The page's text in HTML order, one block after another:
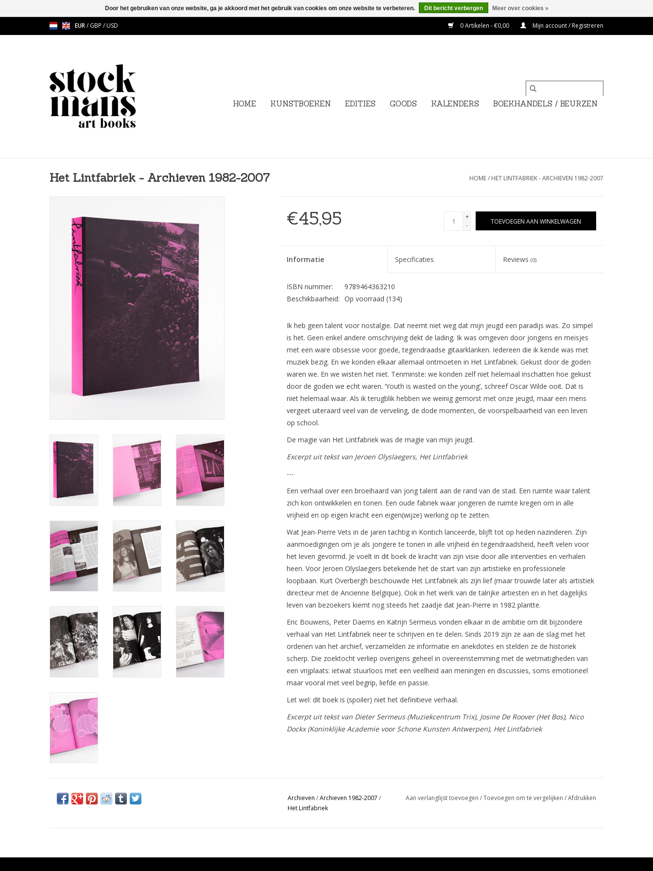
EUR/GBP /USD 0 Artikelen - €0,00 Mijn account / Registreren
HOME KUNSTBOEKEN EDITIES GOODS KALENDERS BOEKHANDELS / BEURZEN
Het Lintfabriek - Archieven 1982-2007 HOME/ HET LINTFABRIEK - ARCHIEVEN 1982-2007
€45,95
+
-
TOEVOEGEN AAN WINKELWAGEN
Informatie Specificaties Reviews(0)
ISBN nummer:
9789464363210
Beschikbaarheid: Op voorraad (134)
Ik heb geen talent voor nostalgie. Dat neemt niet weg dat mijn jeugd een paradijs was. Zo simpel
is het. Geen enkel andere omschrijving dekt de lading. Ik was omgeven door jongens en meisjes
met een ware obsessie voor goede, tegendraadse gitaarklanken. Iedereen die ik kende was met
muziek bezig. En we konden elkaar allemaal ontmoeten in Het Lintfabriek. Gekust door de goden
waren we. En we wisten het niet. Tenminste: we konden zelf niet helemaal inschatten hoe gekust
door de goden we echt waren. ‘Youth is wasted on the young’, schreef Oscar Wilde ooit. Dat is
niet helemaal waar. Als ik terugblik hebben we weinig gemorst met onze jeugd, maar een mens
vergeet uiteraard veel van de verveling, de dode momenten, de voorspelbaarheid van een leven
op school.
De magie van Het Lintfabriek was de magie van mijn jeugd.
Excerpt uit tekst van Jeroen Olyslaegers, Het Lintfabriek
---
Een verhaal over een broeihaard van jong talent aan de rand van de stad. Een ruimte waar talent
zich kon ontwikkelen en tonen. Een oude fabriek waar jongeren de ruimte kregen om in alle
vrijheid en op eigen kracht een eigen(wijze) werking op te zetten.
Wat Jean-Pierre Vets in de jaren tachtig in Kontich lanceerde, blijft tot op heden nazinderen. Zijn
aanmoedigingen om je als jongere te tonen in alle vrijheid én tegendraadsheid, heeft velen voor
het leven gevormd. Je voelt in dit boek de kracht van zijn visie door alle interventies en verhalen
heen. Voor Jeroen Olyslaegers betekende het de start van zijn artistieke en professionele
loopbaan. Kurt Overbergh beschouwde Het Lintfabriek als zijn lief (maar trouwde later als artistiek
directeur met de Ancienne Belgique). Ook in het werk van de talrijke artiesten en in het dagelijks
leven van bezoekers kiemt nog steeds het zaadje dat Jean-Pierre in 1982 plantte.
Eric Bouwens, Peter Daems en Katrijn Sermeus vonden elkaar in de ambitie om dit bijzondere
verhaal van Het Lintfabriek neer te schrijven en te delen. Sinds 2019 zijn ze aan de slag met het
ordenen van het archief, verzamelden ze informatie en anekdotes en stelden ze de historiek
scherp. Die zoektocht verliep overigens geheel in overeenstemming met de wetmatigheden van
een vrijplaats: ietwat stuurloos met een veelheid aan meningen en discussies, soms emotioneel
maar vooral met veel begrip, liefde en passie.
Let wel: dit boek is (spoiler) niet het definitieve verhaal.
Excerpt uit tekst van Dieter Sermeus (Muziekcentrum Trix), Josine De Roover (Het Bos), Nico
Dockx (Koninklijke Academie voor Schone Kunsten Antwerpen), Het Lintfabriek
Archieven /Archieven 1982-2007 /
Het Lintfabriek
Aan verlanglijst toevoegen /Toevoegen om te vergelijken /Afdrukken
Door het gebruiken van onze website, ga je akkoord met het gebruik van cookies om onze website te verbeteren. Dit bericht verbergen Meer over cookies »